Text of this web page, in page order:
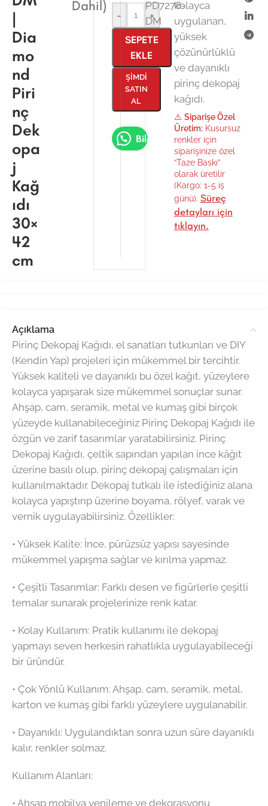
|
Dia
mo
nd
Piri
nç
Dek
opa
j
Kağ
ıdı
30×
42
cm
Dahil)
- +
SEPETE
EKLE
ŞIMDI
SATIN
AL
Bilgi Al
PD7278-
DM
kolayca
uygulanan,
yüksek
çözünürlüklü
ve dayanıklı
pirinç dekopaj
kağıdı.
⚠️ Siparişe Özel
Üretim:Kusursuz
renkler için
siparişinize özel
“Taze Baskı”
olarak üretilir
(Kargo: 1-5 iş
günü). Süreç
detayları için
tıklayın.
Açıklama
Pirinç Dekopaj Kağıdı, el sanatları tutkunları ve DIY
(Kendin Yap) projeleri için mükemmel bir tercihtir.
Yüksek kaliteli ve dayanıklı bu özel kağıt, yüzeylere
kolayca yapışarak size mükemmel sonuçlar sunar.
Ahşap, cam, seramik, metal ve kumaş gibi birçok
yüzeyde kullanabileceğiniz Pirinç Dekopaj Kağıdı ile
özgün ve zarif tasarımlar yaratabilirsiniz. Pirinç
Dekopaj Kağıdı, çeltik sapından yapılan ince kâğıt
üzerine basılı olup, pirinç dekopaj çalışmaları için
kullanılmaktadır. Dekopaj tutkalı ile istediğiniz alana
kolayca yapıştırıp üzerine boyama, rölyef, varak ve
vernik uygulayabilirsiniz. Özellikler:
•⁠ ⁠Yüksek Kalite: İnce, pürüzsüz yapısı sayesinde
mükemmel yapışma sağlar ve kırılma yapmaz.
•⁠ ⁠Çeşitli Tasarımlar: Farklı desen ve figürlerle çeşitli
temalar sunarak projelerinize renk katar.
•⁠ ⁠Kolay Kullanım: Pratik kullanımı ile dekopaj
yapmayı seven herkesin rahatlıkla uygulayabileceği
bir üründür.
•⁠ ⁠Çok Yönlü Kullanım: Ahşap, cam, seramik, metal,
karton ve kumaş gibi farklı yüzeylere uygulanabilir.
•⁠ ⁠Dayanıklı: Uygulandıktan sonra uzun süre dayanıklı
kalır, renkler solmaz.
Kullanım Alanları:
•⁠ ⁠Ahşap mobilya yenileme ve dekorasyonu